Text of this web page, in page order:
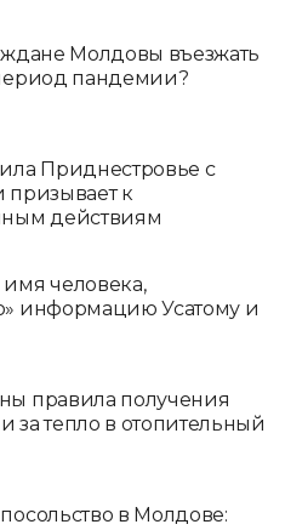
Молдовы въезжать
пандемии?
Приднестровье с
призывает к
действиям
человека,
информацию Усатому и
правила получения
за тепло в отопительный
в Молдове: